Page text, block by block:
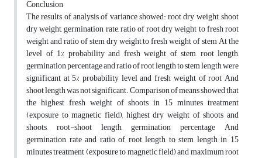
Conclusion
The results of analysis of variance showed: root dry weight, shoot
dry weight, germination rate, ‎ratio of root dry weight to fresh root
weight and ratio of stem dry weight to fresh weight of stem ‎At the
level of 1% probability and fresh weight of stem, root length,
germination percentage and ‎ratio of root length to stem length were
significant at 5% probability level and fresh weight of ‎root And
shoot length was not significant. Comparison of means showed that
the highest fresh ‎weight of shoots in 15 minutes treatment
(exposure to magnetic field), highest dry weight of ‎shoots and
shoots, root-shoot length, germination percentage And
germination rate and ratio of ‎root length to stem length in 15
minutes treatment (exposure to magnetic field) and maximum ‎root